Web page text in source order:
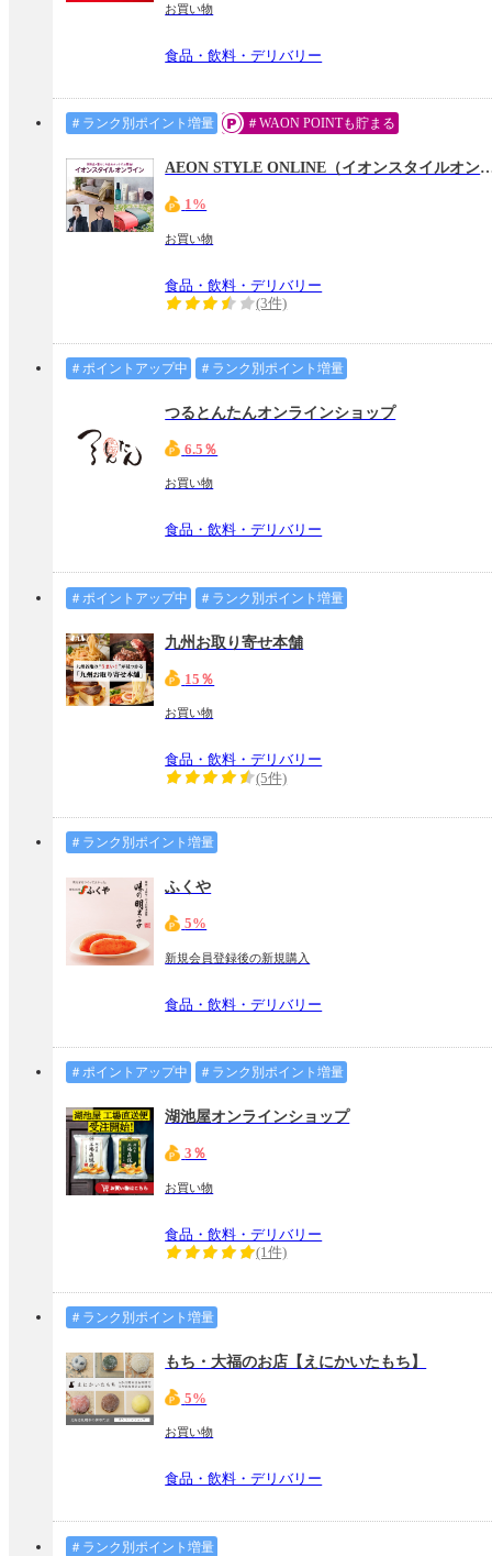
お買い物
食品・飲料・デリバリー
＃ランク別ポイント増量 ＃WAON POINTも貯まる
AEON STYLE ONLINE（イオン
1%
お買い物
食品・飲料・デリバリー
(3件)
＃ポイントアップ中 ＃ランク別ポイント増量
つるとんたんオンラインショップ
6.5％
お買い物
食品・飲料・デリバリー
＃ポイントアップ中 ＃ランク別ポイント増量
九州お取り寄せ本舗
15％
お買い物
食品・飲料・デリバリー
(5件)
＃ランク別ポイント増量
ふくや
5%
新規会員登録後の新規購入
食品・飲料・デリバリー
＃ポイントアップ中 ＃ランク別ポイント増量
湖池屋オンラインショップ
3％
お買い物
食品・飲料・デリバリー
(1件)
＃ランク別ポイント増量
もち・大福のお店【えにかいたもち】
5%
お買い物
食品・飲料・デリバリー
＃ランク別ポイント増量